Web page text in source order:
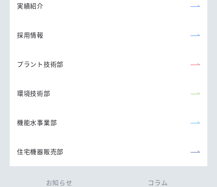
実績紹介
採用情報
プラント技術部
環境技術部
機能水事業部
住宅機器販売部
お知らせ コラム